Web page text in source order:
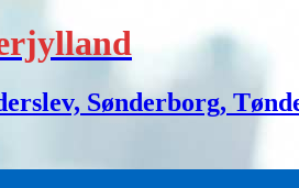
Sønderborg,